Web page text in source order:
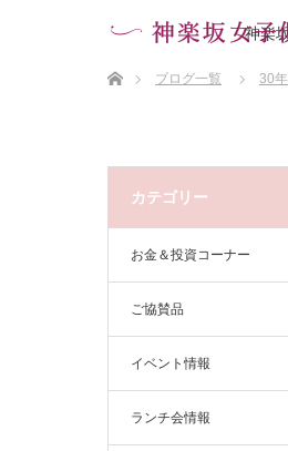
神楽
ブログ一覧
30
カテゴリー
お金＆投資コーナー
ご協賛品
イベント情報
ランチ会情報